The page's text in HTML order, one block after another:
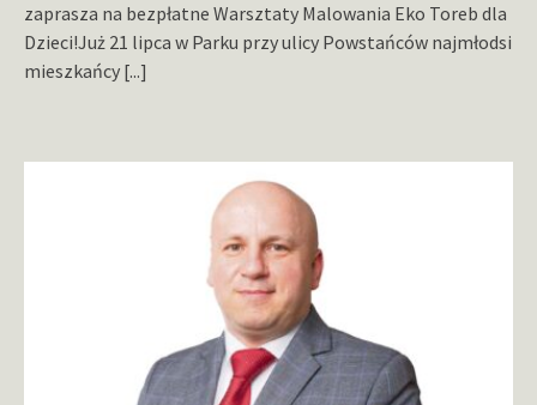
zaprasza na bezpłatne Warsztaty Malowania Eko Toreb dla
Dzieci!Już 21 lipca w Parku przy ulicy Powstańców najmłodsi
mieszkańcy [...]